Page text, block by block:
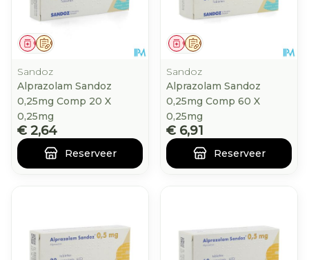
Op voorschrift
Geneesmiddel
Sandoz
Alprazolam Sandoz
0,25mg Comp 20 X
0,25mg
€ 2,64
Reserveer
Op voorschrift
Geneesmiddel
Sandoz
Alprazolam Sandoz
0,25mg Comp 60 X
0,25mg
€ 6,91
Reserveer